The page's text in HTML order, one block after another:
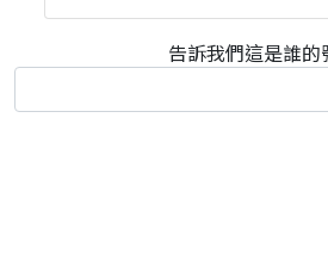
告訴我們這是誰的